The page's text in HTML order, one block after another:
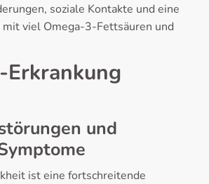
soziale Kontakte und eine
mit viel Omega-3-Fettsäuren und
Erkrankung
und
ist eine fortschreitende